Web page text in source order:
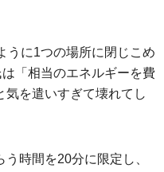
うに1つの場所に閉じこめ
「相当のエネルギーを費
気を遣いすぎて壊れてし
う時間を20分に限定し、